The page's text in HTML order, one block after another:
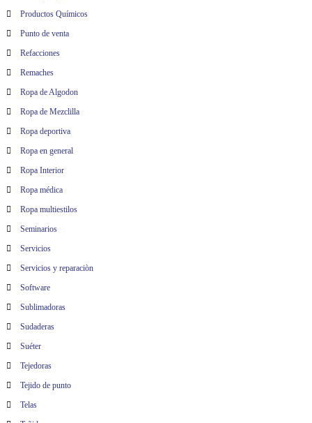
Productos Químicos
Punto de venta
Refacciones
Remaches
Ropa de Algodon
Ropa de Mezclilla
Ropa deportiva
Ropa en general
Ropa Interior
Ropa médica
Ropa multiestilos
Seminarios
Servicios
Servicios y reparaciòn
Software
Sublimadoras
Sudaderas
Suéter
Tejedoras
Tejido de punto
Telas